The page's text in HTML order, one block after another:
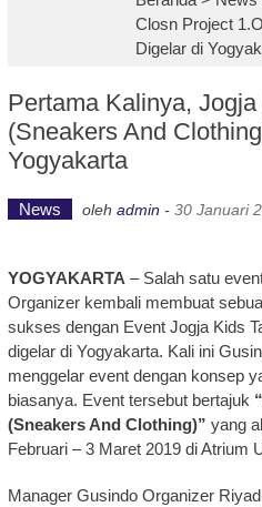
Closn Project
Digelar di
Pertama Kalinya,
(Sneakers And
Yogyakarta
News oleh admin - 30 Januari
YOGYAKARTA – Salah satu
Organizer kembali membuat
sukses dengan Event Jogja Kids
digelar di Yogyakarta. Kali ini
menggelar event dengan konsep
biasanya. Event tersebut bertajuk
(Sneakers And Clothing)” yang
Februari – 3 Maret 2019 di Atrium
Manager Gusindo Organizer